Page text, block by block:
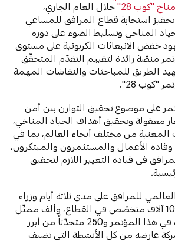
"كوب 28"
خلال العام الجاري،
استجابة قطاع المرافق للمساعي
المناخي وتسليط الضوء على دوره
خفض الانبعاثات الكربونية على مستوى
منصّة رائدة لتقييم التقدّم المتحقّق
الطريق للمباحثات والنقاشات المهمة
"كوب 28".
على موضوع تحقيق التوازن بين أمن
معقولة وتحقيق أهداف الحياد المناخي،
المعنية من مختلف أنحاء العالم، بما في
الأعمال والمستثمرون والمبتكرون،
في قيادة التغيير اللازم لتحقيق
للمرافق على مدى ثلاثة أيام وزراء
الطاقة، وما يزيد على 10 آلاف متخصّص في القطاع، وألف ممثّل
عن الجهات المشاركة في هذا المؤتمر و250 متحدّثاً من أبرز
القطاع و150 شركة عارضة من كل الأنشطة التي تضيف